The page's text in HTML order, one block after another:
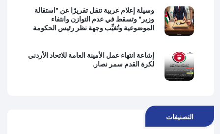
وسيلة إعلام عربية تنقل تقريرًا عن "استقالة
وزير" وتسقط في عدم التوازن وانتفاء
الموضوعية وتُغيِّب وجهة نظر رئيس الحكومة
إشاعة انتهاء عمل الأمينة العامة للاتحاد الأردني
لكرة القدم سمر نصار.
التصنيفات